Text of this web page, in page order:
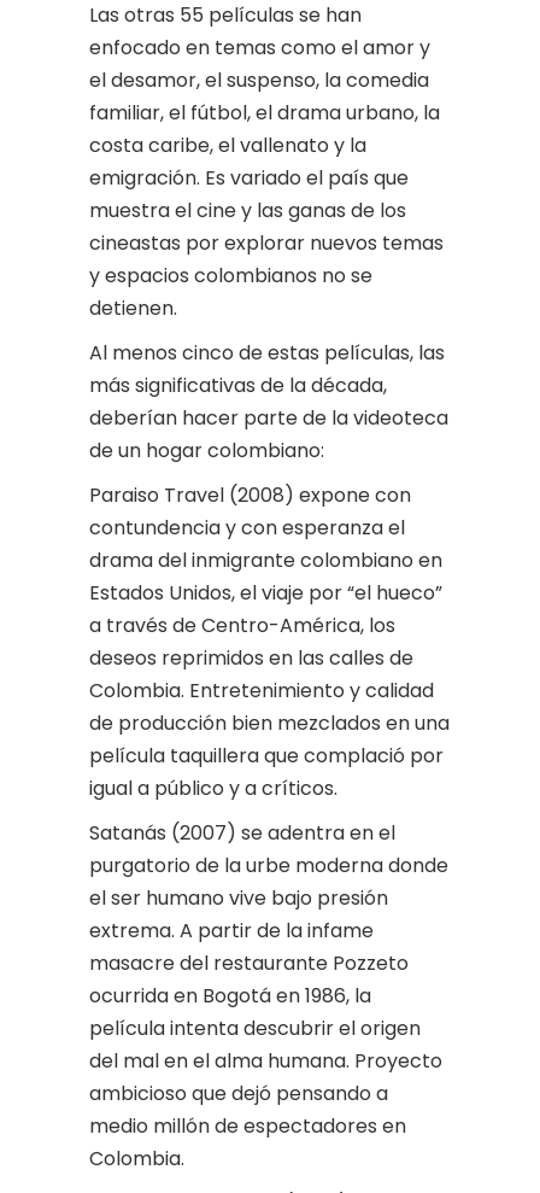
Las otras 55 películas se han
enfocado en temas como el amor y
el desamor, el suspenso, la comedia
familiar, el fútbol, el drama urbano, la
costa caribe, el vallenato y la
emigración. Es variado el país que
muestra el cine y las ganas de los
cineastas por explorar nuevos temas
y espacios colombianos no se
detienen.
Al menos cinco de estas películas, las
más significativas de la década,
deberían hacer parte de la videoteca
de un hogar colombiano:
Paraiso Travel (2008) expone con
contundencia y con esperanza el
drama del inmigrante colombiano en
Estados Unidos, el viaje por “el hueco”
a través de Centro-América, los
deseos reprimidos en las calles de
Colombia. Entretenimiento y calidad
de producción bien mezclados en una
película taquillera que complació por
igual a público y a críticos.
Satanás (2007) se adentra en el
purgatorio de la urbe moderna donde
el ser humano vive bajo presión
extrema. A partir de la infame
masacre del restaurante Pozzeto
ocurrida en Bogotá en 1986, la
película intenta descubrir el origen
del mal en el alma humana. Proyecto
ambicioso que dejó pensando a
medio millón de espectadores en
Colombia.